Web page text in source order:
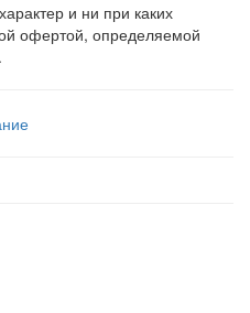
и ни при каких
офертой, определяемой